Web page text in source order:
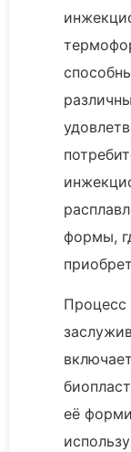
формы,
её